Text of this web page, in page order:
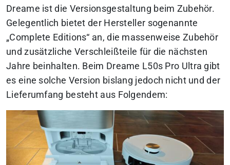
Dreame ist die Versionsgestaltung beim Zubehör.
Gelegentlich bietet der Hersteller sogenannte
„Complete Editions“ an, die massenweise Zubehör
und zusätzliche Verschleißteile für die nächsten
Jahre beinhalten. Beim Dreame L50s Pro Ultra gibt
es eine solche Version bislang jedoch nicht und der
Lieferumfang besteht aus Folgendem: